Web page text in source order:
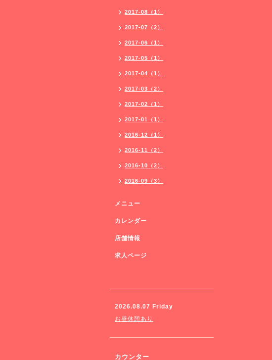
2017-08（1）
2017-07（2）
2017-06（1）
2017-05（1）
2017-04（1）
2017-03（2）
2017-02（1）
2017-01（1）
2016-12（1）
2016-11（2）
2016-10（2）
2016-09（3）
メニュー
カレンダー
店舗情報
求人ページ
2026.08.07 Friday
お昼休憩あり
カウンター